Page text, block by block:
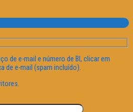
de e-mail e número de BI, clicar em
de e-mail (spam incluído).